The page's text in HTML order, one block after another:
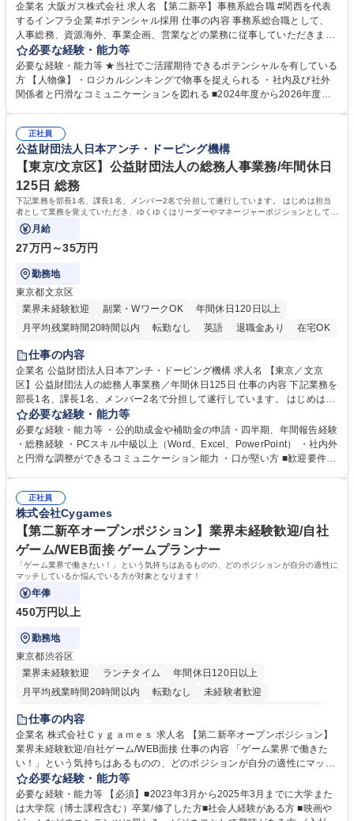
企業名 大阪ガス株式会社 求人名 【第二新卒】事務系総合職 #関西を代表
するインフラ企業 #ポテンシャル採用 仕事の内容 事務系総合職として、
人事総務、資源海外、事業企画、営業などの業務に従事していただきま
す。 【業務内容の一例】■所属事業部の勤労業務 ■海外に関係する各種業
務 ■営業部門の企画スタッフ、ルート営業 【キャリアパス】入社後の配属
ポジションで一定期間ご活躍頂いた後、本人の適性及び将来のキャリアを
鑑みてジョブローテーションを行います。 【育成】OJTでの現場育成や研
表するインフラ企業 #ポテンシャル採用
必要な経験・能力等
必要な経験・能力等 ★当社でご活躍期待できるポテンシャルを有している
方 【人物像】・ロジカルシンキングで物事を捉えられる ・社内及び社外
関係者と円滑なコミュニケーションを図れる ■2024年度から2026年度ま
72.html ■エネルギーセキュリティの不安定化や気候変動による自然災害の
甚大化など、これまで以上に社会課題解決の重要性が高まっています。
「未来の日常」の創造に向けて持続可能な社会の実現に貢献してまいりま
す。 学歴・資格 学歴：大学院 大学 語学力： 資格：
正社員
公益財団法人日本アンチ・ドーピング機構
【東京/文京区】公益財団法人の総務人事業務/年間休日
125日 総務
下記業務を部長1名、課長1名、メンバー2名で分担して遂行しています。 はじめは担当
者として業務を覚えていただき、ゆくゆくはリーダーやマネージャーポジションとして活
躍いただくことを期待しています。
月給
27万円～35万円
勤務地
東京都文京区
業界未経験歓迎
副業・WワークOK
年間休日120日以上
月平均残業時間20時間以内
転勤なし 英語 退職金あり
在宅OK
賞与あり
育休あり
食事補助あり
仕事の内容
企業名 公益財団法人日本アンチ・ドーピング機構 求人名 【東京／文京
区】公益財団法人の総務人事業務／年間休日125日 仕事の内容 下記業務を
部長1名、課長1名、メンバー2名で分担して遂行しています。 はじめは担
当者として業務を覚えていただき、ゆくゆくはリーダーやマネージャーポ
ジションとして活躍いただくことを期待しています。 【総務・人事グルー
プの業務内容】 ・人事制度関連 ・採用活動 ・教育研修の企画、実行 ・勤
怠管理 ・官公庁への各種提出 ・法定の会議運営（評議員会、理事会） ・
管理 ・福利厚生関連 ・職員からの問合せ、相談対応 ・その他日常の総務
業務全般 募集職種 【東京／文京区】公益財団法人の総務人事業務／年間
休日125日
必要な経験・能力等
必要な経験・能力等 ・公的助成金や補助金の申請・四半期、年間報告経験
・総務経験 ・PCスキル中級以上（Word、Excel、PowerPoint） ・社内外
と円滑な調整ができるコミュニケーション能力 ・口が堅い方 ■歓迎要件
正社員
株式会社Cygames
【第二新卒オープンポジション】業界未経験歓迎/自社
ゲーム/WEB面接 ゲームプランナー
「ゲーム業界で働きたい！」という気持ちはあるものの、どのポジションが自分の適性に
マッチしているか悩んでいる方が対象となります！
年俸
450万円以上
勤務地
東京都渋谷区
業界未経験歓迎
ランチタイム
年間休日120日以上
月平均残業時間20時間以内
転勤なし
未経験者歓迎
住宅手当あり
交通費支給
土日祝休み 服装自由 昼食補助あり
第二新卒歓迎
食事補助あり
仕事の内容
企業名 株式会社Ｃｙｇａｍｅｓ 求人名 【第二新卒オープンポジション】
業界未経験歓迎/自社ゲーム/WEB面接 仕事の内容 「ゲーム業界で働きた
い！」という気持ちはあるものの、どのポジションが自分の適性にマッチ
しているか悩んでいる方が対象となります！ 総合職（プランナー/データ
アナリストなど）、技術職（開発エンジニ ア/インフラエンジニアな
ど）、デザイン職（デザイナー/イラストレ ーターなど）等から、面接で
必要な経験・能力等
必要な経験・能力等 【必須】■2023年3月から2025年3月までに大学また
は大学院（博士課程含む）卒業/修了した方■社会人経験がある方 ■映画や